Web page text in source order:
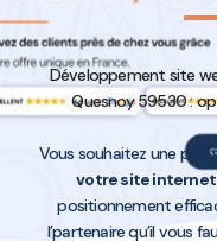
Développement site
Quesnoy 59530 :
Vous souhaitez une
votre site internet
positionnement
l’partenaire qu’il vous